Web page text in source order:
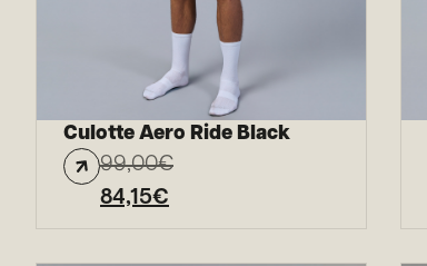
Culotte Aero Ride Black
99,00€
84,15€